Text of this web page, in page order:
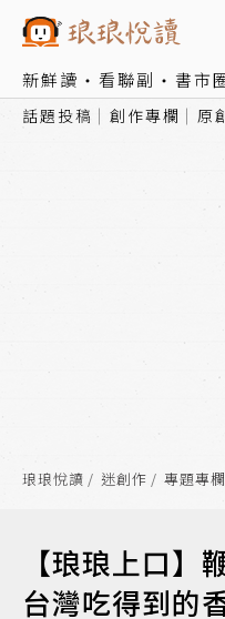
新鮮讀 看聯副 書市
話題投稿 創作專欄 原
琅琅悅讀 迷創作 專題專欄
【琅琅上口】
台灣吃得到的